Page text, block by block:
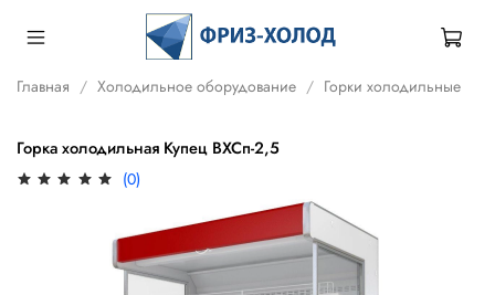
Главная Холодильное оборудование Горки холодильные
Горка холодильная Купец ВХСп-2,5
(0)